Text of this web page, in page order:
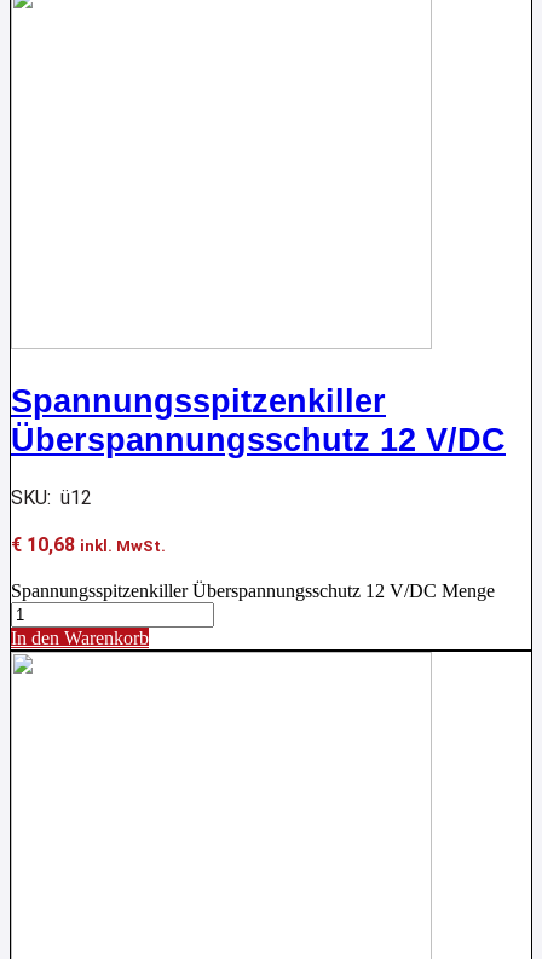
Spannungsspitzenkiller
Überspannungsschutz 12 V/DC
SKU: ü12
€ 10,68 inkl. MwSt.
Spannungsspitzenkiller Überspannungsschutz 12 V/DC Menge
In den Warenkorb